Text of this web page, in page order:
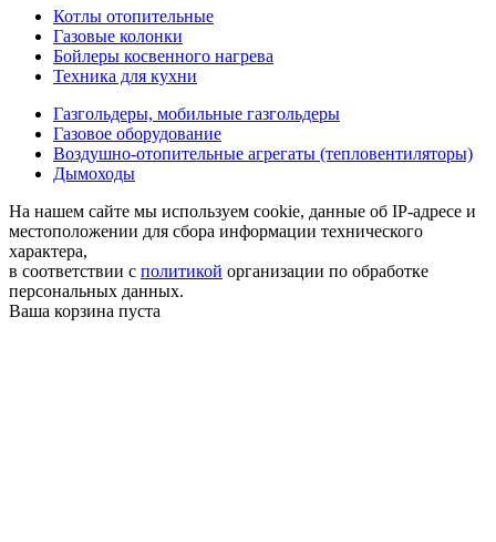
Котлы отопительные
Газовые колонки
Бойлеры косвенного нагрева
Техника для кухни
Газгольдеры, мобильные газгольдеры
Газовое оборудование
Воздушно-отопительные агрегаты (тепловентиляторы)
Дымоходы
На нашем сайте мы используем cookie, данные об IP-адресе и
местоположении для сбора информации технического
характера,
в соответствии с политикой организации по обработке
персональных данных.
Ваша корзина пуста